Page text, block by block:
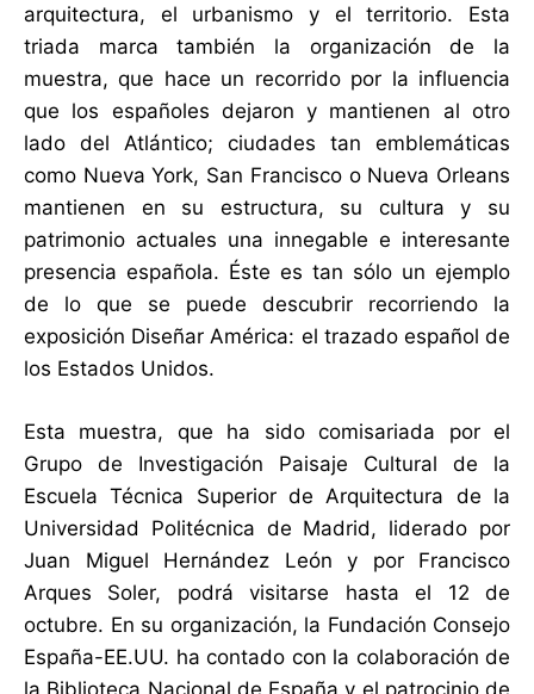
arquitectura, el urbanismo y el territorio. Esta
triada marca también la organización de la
muestra, que hace un recorrido por la influencia
que los españoles dejaron y mantienen al otro
lado del Atlántico; ciudades tan emblemáticas
como Nueva York, San Francisco o Nueva Orleans
mantienen en su estructura, su cultura y su
patrimonio actuales una innegable e interesante
presencia española. Éste es tan sólo un ejemplo
de lo que se puede descubrir recorriendo la
exposición Diseñar América: el trazado español de
los Estados Unidos.
Esta muestra, que ha sido comisariada por el
Grupo de Investigación Paisaje Cultural de la
Escuela Técnica Superior de Arquitectura de la
Universidad Politécnica de Madrid, liderado por
Juan Miguel Hernández León y por Francisco
Arques Soler, podrá visitarse hasta el 12 de
octubre. En su organización, la Fundación Consejo
España-EE.UU. ha contado con la colaboración de
la Biblioteca Nacional de España y el patrocinio de